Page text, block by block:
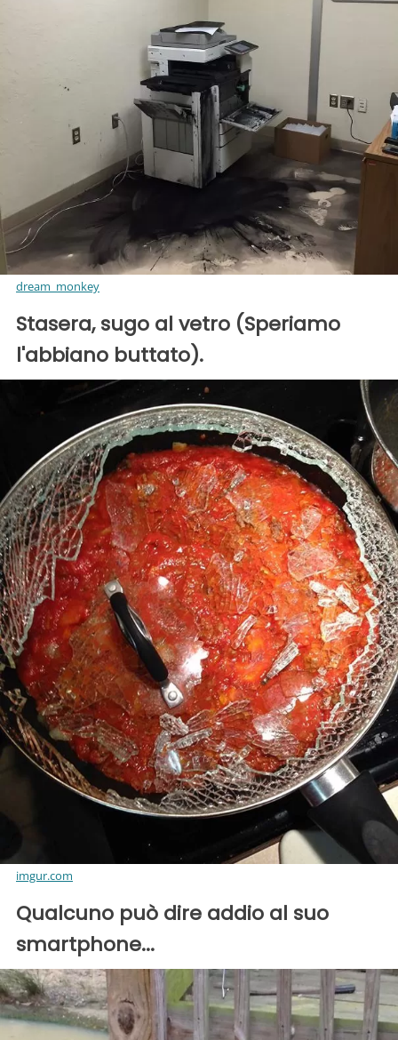
dream_monkey
Stasera, sugo al vetro (Speriamo
l'abbiano buttato).
imgur.com
Qualcuno può dire addio al suo
smartphone...